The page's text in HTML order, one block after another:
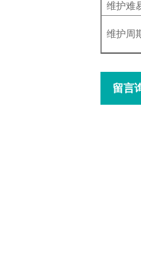
维护难
维护周
留言